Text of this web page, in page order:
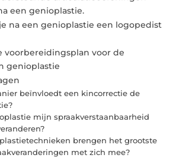
een genioplastie.
na een genioplastie een logopedist
voorbereidingsplan voor de
genioplastie
beïnvloedt een kincorrectie de
mijn spraakverstaanbaarheid
brengen het grootste
met zich mee?